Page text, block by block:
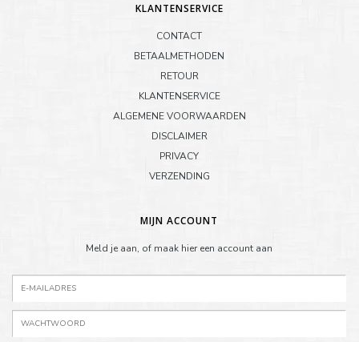
KLANTENSERVICE
CONTACT
BETAALMETHODEN
RETOUR
KLANTENSERVICE
ALGEMENE VOORWAARDEN
DISCLAIMER
PRIVACY
VERZENDING
MIJN ACCOUNT
Meld je aan, of maak hier een account aan